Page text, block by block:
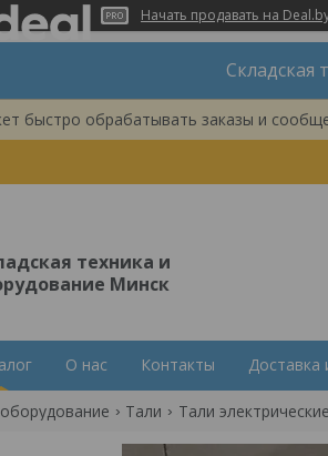
Начать продавать на
Складская
быстро обрабатывать заказы и
техника и
Минск
О нас Контакты Доставка
Тали Тали